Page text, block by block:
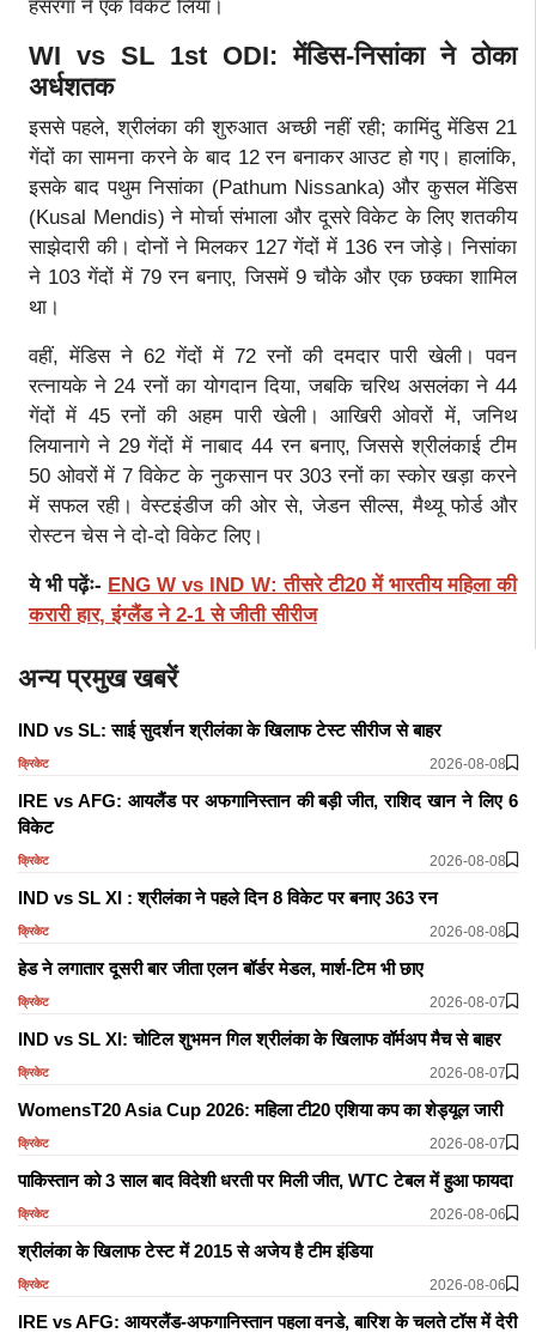
हसरंगा ने एक विकेट लिया।
WI vs SL 1st ODI: मेंडिस-निसांका ने ठोका
अर्धशतक
इससे पहले, श्रीलंका की शुरुआत अच्छी नहीं रही; कामिंदु मेंडिस 21
गेंदों का सामना करने के बाद 12 रन बनाकर आउट हो गए। हालांकि,
इसके बाद पथुम निसांका (Pathum Nissanka) और कुसल मेंडिस
(Kusal Mendis) ने मोर्चा संभाला और दूसरे विकेट के लिए शतकीय
साझेदारी की। दोनों ने मिलकर 127 गेंदों में 136 रन जोड़े। निसांका
ने 103 गेंदों में 79 रन बनाए, जिसमें 9 चौके और एक छक्का शामिल
था।
वहीं, मेंडिस ने 62 गेंदों में 72 रनों की दमदार पारी खेली। पवन
रत्नायके ने 24 रनों का योगदान दिया, जबकि चरिथ असलंका ने 44
गेंदों में 45 रनों की अहम पारी खेली। आखिरी ओवरों में, जनिथ
लियानागे ने 29 गेंदों में नाबाद 44 रन बनाए, जिससे श्रीलंकाई टीम
50 ओवरों में 7 विकेट के नुकसान पर 303 रनों का स्कोर खड़ा करने
में सफल रही। वेस्टइंडीज की ओर से, जेडन सील्स, मैथ्यू फोर्ड और
रोस्टन चेस ने दो-दो विकेट लिए।
ये भी पढ़ेंः- ENG W vs IND W: तीसरे टी20 में भारतीय महिला की
करारी हार, इंग्लैंड ने 2-1 से जीती सीरीज
अन्य प्रमुख खबरें
IND vs SL: साई सुदर्शन श्रीलंका के खिलाफ टेस्ट सीरीज से बाहर
क्रिकेट 2026-08-08
IRE vs AFG: आयलैंड पर अफगानिस्तान की बड़ी जीत, राशिद खान ने लिए 6
विकेट
क्रिकेट 2026-08-08
IND vs SL XI : श्रीलंका ने पहले दिन 8 विकेट पर बनाए 363 रन
क्रिकेट 2026-08-08
हेड ने लगातार दूसरी बार जीता एलन बॉर्डर मेडल, मार्श-टिम भी छाए
क्रिकेट 2026-08-07
IND vs SL XI: चोटिल शुभमन गिल श्रीलंका के खिलाफ वॉर्मअप मैच से बाहर
क्रिकेट 2026-08-07
WomensT20 Asia Cup 2026: महिला टी20 एशिया कप का शेड्यूल जारी
क्रिकेट 2026-08-07
पाकिस्तान को 3 साल बाद विदेशी धरती पर मिली जीत, WTC टेबल में हुआ फायदा
क्रिकेट 2026-08-06
श्रीलंका के खिलाफ टेस्ट में 2015 से अजेय है टीम इंडिया
क्रिकेट 2026-08-06
IRE vs AFG: आयरलैंड-अफगानिस्तान पहला वनडे, बारिश के चलते टॉस में देरी